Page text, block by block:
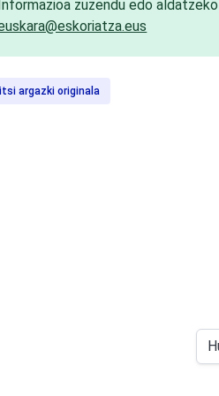
zuzendu edo aldatzeko
argazki originala